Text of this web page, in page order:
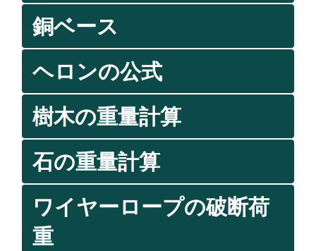
銅ベース
ヘロンの公式
樹木の重量計算
石の重量計算
ワイヤーロープの破断荷
重